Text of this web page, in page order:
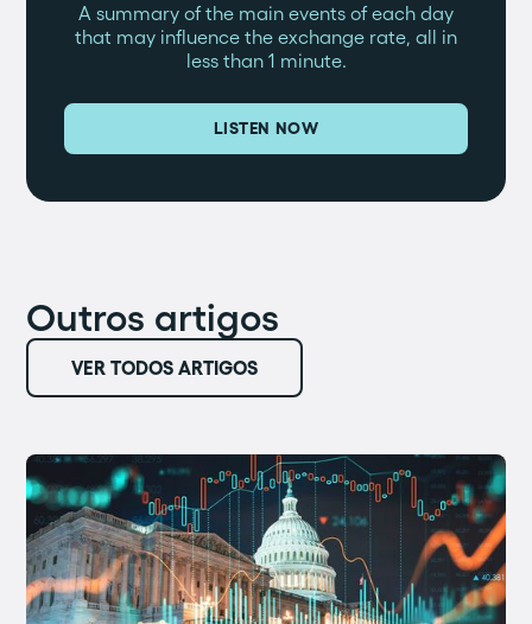
A summary of the main events of each day
that may influence the exchange rate, all in
less than 1 minute.
LISTEN NOW
Outros artigos
VER TODOS ARTIGOS